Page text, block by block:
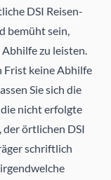
DSI Reisen-
bemüht sein,
zu leisten.
Frist keine Abhilfe
Sie sich die
nicht erfolgte
der örtlichen DSI
schriftlich